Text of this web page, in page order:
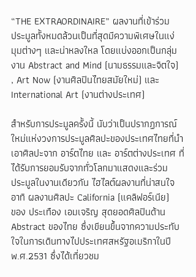
“THE EXTRAORDINAIRE” ผลงานที่เข้าร่วม
ประมูลทั้งหมดล้วนเป็นที่สุดมีความพิเศษในแง่
มุมต่างๆ และน่าหลงใหล โดยแบ่งออกเป็นกลุ่ม
งาน Abstract and Mind (นามธรรมและจิตใจ)
, Art Now (งานศิลปินไทยสมัยใหม่) และ
International Art (งานต่างประเทศ)
สำหรับการประมูลครั้งนี้ นับว่าเป็นปรากฏการณ์
ใหม่แห่งวงการประมูลศิลปะของประเทศไทยที่นำ
เอาศิลปะจาก อาร์ตไทย และ อาร์ตต่างประเทศ ที่
ได้รับการยอมรับจากทั่วโลกมาแสดงและร่วม
ประมูลในงานเดียวกัน ไฮไลต์ผลงานที่น่าสนใจ
อาทิ ผลงานศิลปะ California (แคลิฟอร์เนีย)
ของ ประเทือง เอมเจริญ สุดยอดศิลปินด้าน
Abstract ของไทย ซึ่งเขียนขึ้นจากความประทับ
ใจในการเดินทางไปประเทศสหรัฐอเมริกาในปี
พ.ศ.2531 ซึ่งได้เที่ยวชม